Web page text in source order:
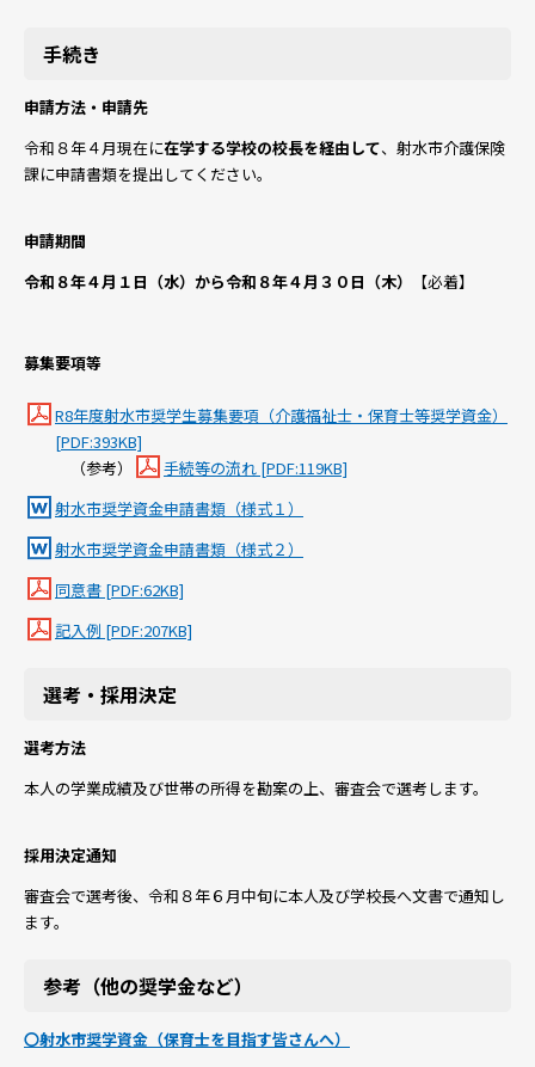
手続き
申請方法・申請先
令和８年４月現在に在学する学校の校長を経由して、射水市介護保険
課に申請書類を提出してください。
申請期間
令和８年４月１日（水）から令和８年４月３０日（木）
【必着】
募集要項等
R8年度射水市奨学生募集要項（介護福祉士・保育士等奨学資金）
[PDF:393KB]
（参考）
手続等の流れ [PDF:119KB]
射水市奨学資金申請書類（様式１）
射水市奨学資金申請書類（様式２）
同意書 [PDF:62KB]
記入例 [PDF:207KB]
選考・採用決定
選考方法
本人の学業成績及び世帯の所得を勘案の上、審査会で選考します。
採用決定通知
審査会で選考後、令和８年６月中旬に本人及び学校長へ文書で通知し
ます。
参考（他の奨学金など）
〇射水市奨学資金（保育士を目指す皆さんへ）